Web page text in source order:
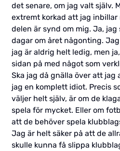
det senare, om jag valt själv.
extremt korkad att jag
delen är synd om mig. Ja,
dagar om året någonting.
jag är aldrig helt ledig, men
sidan på med något som
Ska jag då gnälla över att jag
jag en komplett idiot. Precis
väljer helt själv, är om de
spela för mycket. Eller om
att de behöver spela
Jag är helt säker på att de
skulle kunna få slippa